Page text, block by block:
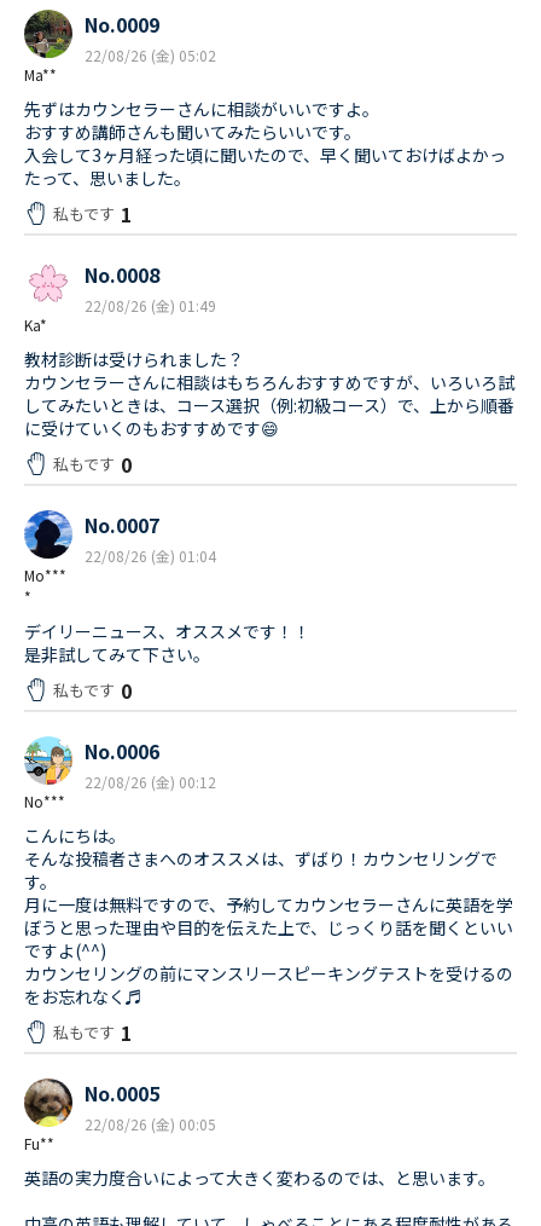
Ma**
No.0009
22/08/26 (金) 05:02
先ずはカウンセラーさんに相談がいいですよ。
おすすめ講師さんも聞いてみたらいいです。
入会して3ヶ月経った頃に聞いたので、早く聞いておけばよかっ
たって、思いました。
私もです 1
Ka*
No.0008
22/08/26 (金) 01:49
教材診断は受けられました？
カウンセラーさんに相談はもちろんおすすめですが、いろいろ試
してみたいときは、コース選択（例:初級コース）で、上から順番
に受けていくのもおすすめです😄
私もです 0
Mo***
*
No.0007
22/08/26 (金) 01:04
デイリーニュース、オススメです！！
是非試してみて下さい。
私もです 0
No***
No.0006
22/08/26 (金) 00:12
こんにちは。
そんな投稿者さまへのオススメは、ずばり！カウンセリングで
す。
月に一度は無料ですので、予約してカウンセラーさんに英語を学
ぼうと思った理由や目的を伝えた上で、じっくり話を聞くといい
ですよ(^^)
カウンセリングの前にマンスリースピーキングテストを受けるの
をお忘れなく♬
私もです 1
Fu**
No.0005
22/08/26 (金) 00:05
英語の実力度合いによって大きく変わるのでは、と思います。